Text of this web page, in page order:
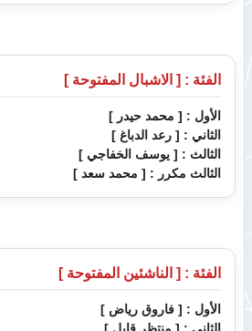
الفئة : [ الاشبال المفتوحة ]
الأول : [ محمد حيدر ]
الثاني : [ رعد الدباغ ]
الثالث : [ يوسف الخفاجي ]
الثالث مكرر : [ محمد سعد ]
الفئة : [ الناشئين المفتوحة ]
الأول : [ فاروق رياض ]
الثاني : [ منتظر قابل ]